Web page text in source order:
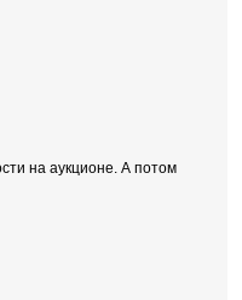
на аукционе. А потом